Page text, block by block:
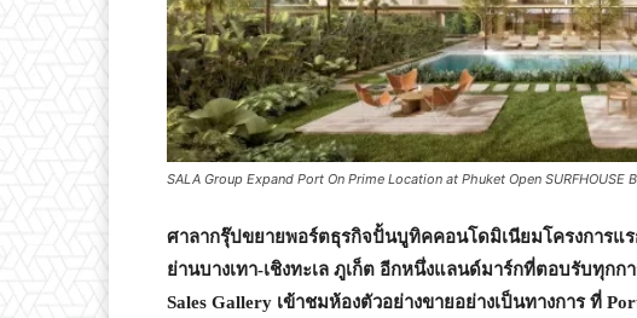
SALA Group Expand Port On Prime Location at Phuket Open SURFHOUSE
ศาลากรุ๊ปขยายพอร์ตธุรกิจปั้นบูทิคคอนโดมิเนียมโครงการแร
ย่านบางเทา-เชิงทะเล ภูเก็ต อีกหนึ่งแลนด์มาร์กที่ตอบรับทุกก
Sales Gallery เข้าชมห้องตัวอย่างขายอย่างเป็นทางการ ที่